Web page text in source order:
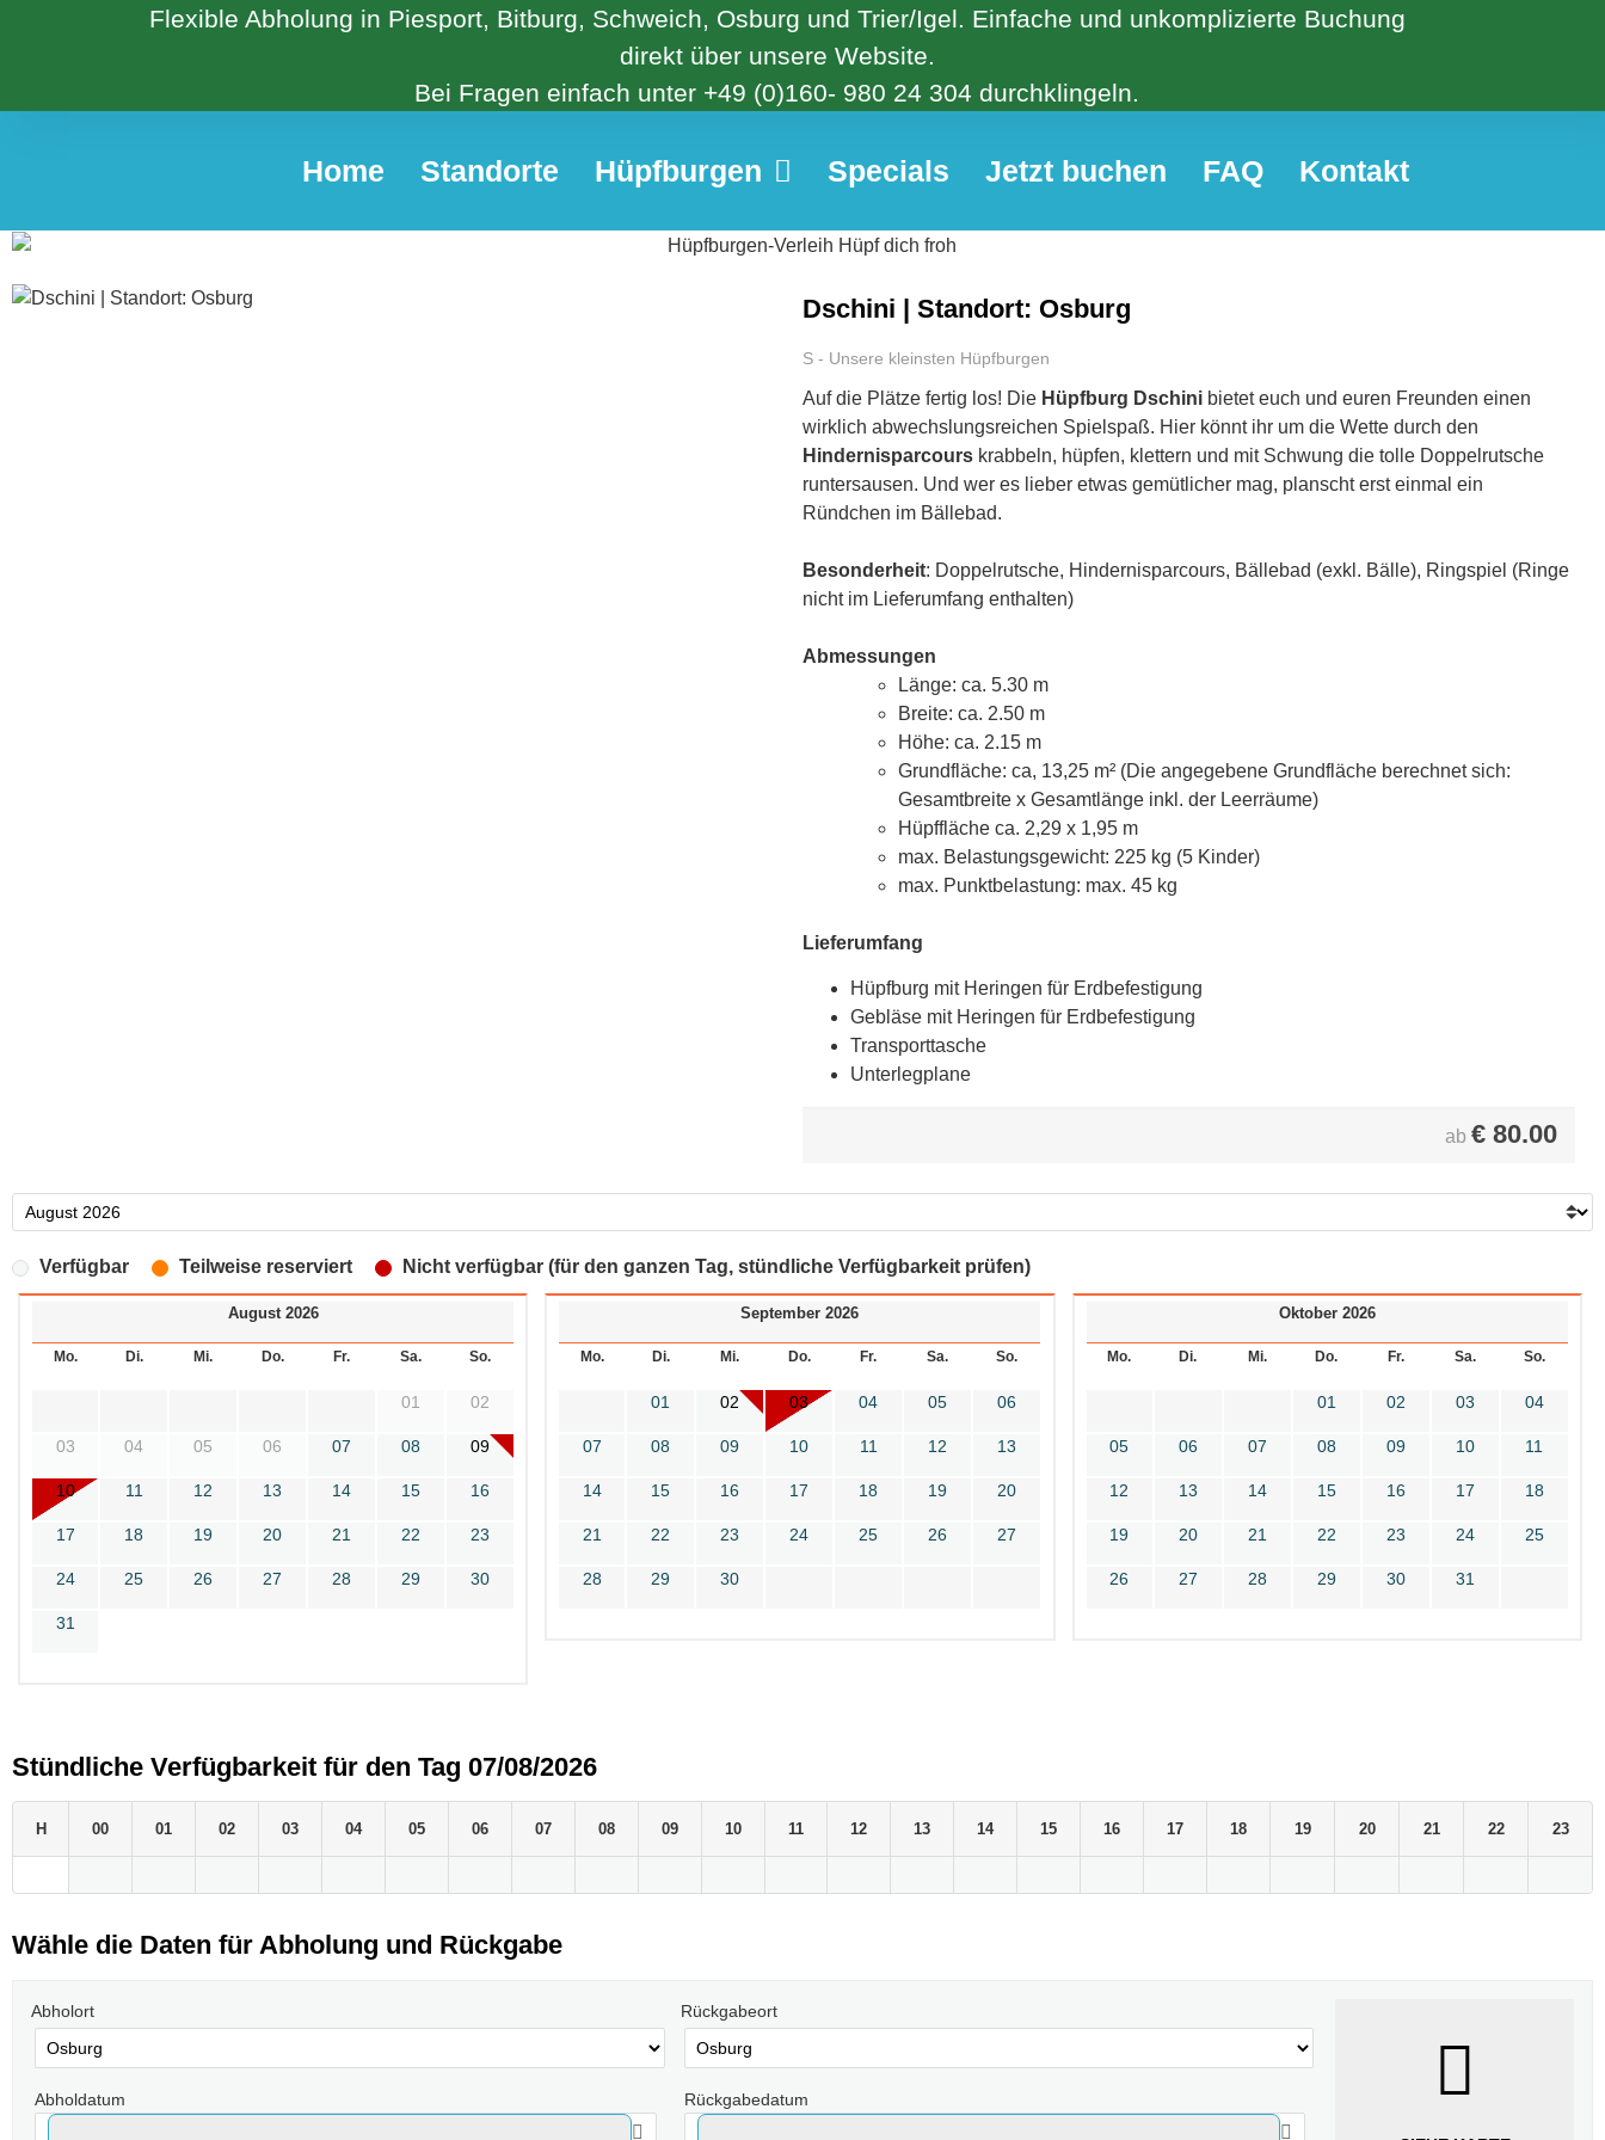
Flexible Abholung in Piesport, Bitburg, Schweich, Osburg und Trier/Igel. Einfache und unkomplizierte Buchung
direkt über unsere Website.
Bei Fragen einfach unter +49 (0)160- 980 24 304 durchklingeln.
Home Standorte Hüpfburgen Specials Jetzt buchen FAQ Kontakt
Dschini | Standort: Osburg
S - Unsere kleinsten Hüpfburgen
Auf die Plätze fertig los! Die Hüpfburg Dschini bietet euch und euren Freunden einen
wirklich abwechslungsreichen Spielspaß. Hier könnt ihr um die Wette durch den
Hindernisparcours krabbeln, hüpfen, klettern und mit Schwung die tolle Doppelrutsche
runtersausen. Und wer es lieber etwas gemütlicher mag, planscht erst einmal ein
Ründchen im Bällebad.
Besonderheit: Doppelrutsche, Hindernisparcours, Bällebad (exkl. Bälle), Ringspiel (Ringe
nicht im Lieferumfang enthalten)
Abmessungen
Länge: ca. 5.30 m
Breite: ca. 2.50 m
Höhe: ca. 2.15 m
Grundfläche: ca, 13,25 m² (Die angegebene Grundfläche berechnet sich:
Gesamtbreite x Gesamtlänge inkl. der Leerräume)
Hüpffläche ca. 2,29 x 1,95 m
max. Belastungsgewicht: 225 kg (5 Kinder)
max. Punktbelastung: max. 45 kg
Lieferumfang
Hüpfburg mit Heringen für Erdbefestigung
Gebläse mit Heringen für Erdbefestigung
Transporttasche
Unterlegplane
ab € 80.00
Verfügbar Teilweise reserviert Nicht verfügbar (für den ganzen Tag, stündliche Verfügbarkeit prüfen)
August 2026
Mo. Di. Mi. Do. Fr. Sa. So.
01 02
03 04 05 06 07 08 09
10 11 12 13 14 15 16
17 18 19 20 21 22 23
24 25 26 27 28 29 30
31
September 2026
Mo. Di. Mi. Do. Fr. Sa. So.
01 02 03 04 05 06
07 08 09 10 11 12 13
14 15 16 17 18 19 20
21 22 23 24 25 26 27
28 29 30
Oktober 2026
Mo. Di. Mi. Do. Fr. Sa. So.
01 02 03 04
05 06 07 08 09 10 11
12 13 14 15 16 17 18
19 20 21 22 23 24 25
26 27 28 29 30 31
Stündliche Verfügbarkeit für den Tag 07/08/2026
H 00 01 02 03 04 05 06 07 08 09 10 11 12 13 14 15 16 17 18 19 20 21 22 23
Wähle die Daten für Abholung und Rückgabe
Abholort Rückgabeort
Abholdatum Rückgabedatum